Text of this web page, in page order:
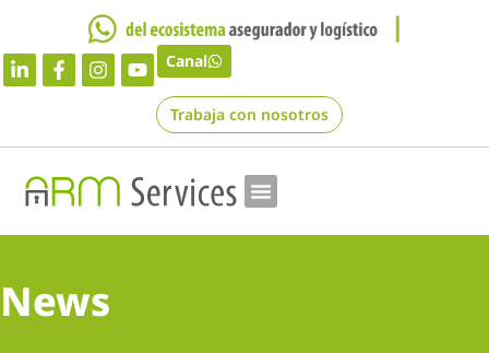
Canal
Trabaja con nosotros
News